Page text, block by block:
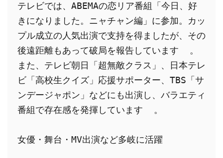
テレビでは、ABEMAの恋リア番組「今日、好
きになりました。ニャチャン編」に参加。カッ
プル成立の人気出演で支持を得ましたが、その
後遠距離もあって破局を報告しています  。
また、テレビ朝日「超無敵クラス」、日本テレ
ビ「高校生クイズ」応援サポーター、TBS「サ
ンデージャポン」などにも出演し、バラエティ
番組で存在感を発揮しています  。
女優・舞台・MV出演など多岐に活躍